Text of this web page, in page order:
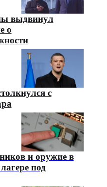
выдвинул
о
с
и оружие в
под